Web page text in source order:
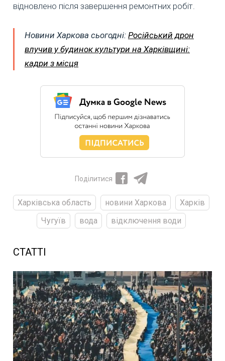
відновлено після завершення ремонтних робіт.
Новини Харкова сьогодні: Російський дрон
влучив у будинок культури на Харківщині:
кадри з місця
Поділитися
Харківська область новини Харкова
Харків
Чугуїв
вода відключення води
СТАТТІ